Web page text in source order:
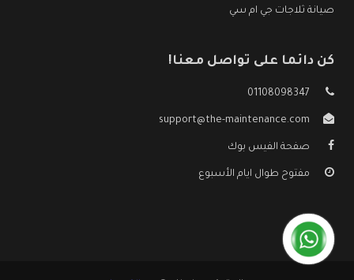
صيانة ثلاجات جي ام سي
كن دائما على تواصل معنا!
01108098347
support@the-maintenance.com
صفحة الفيس بوك
مفتوح طوال ايام الأسبوع